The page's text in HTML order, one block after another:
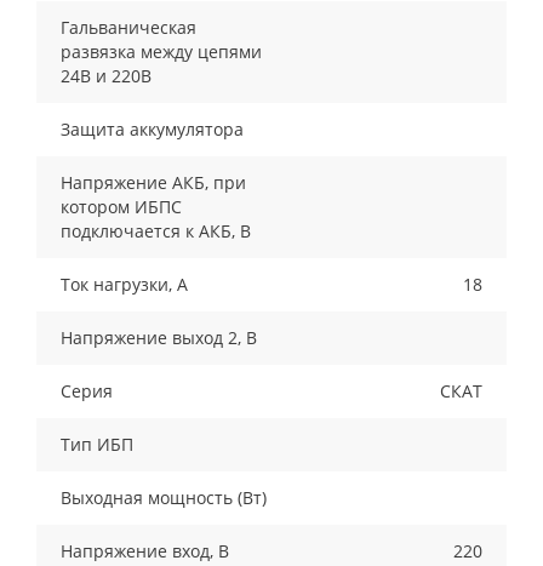
Гальваническая
развязка между цепями
24В и 220В
Защита аккумулятора
Напряжение АКБ, при
котором ИБПС
подключается к АКБ, В
Ток нагрузки, A 18
Напряжение выход 2, В
Серия СКАТ
Тип ИБП
Выходная мощность (Вт)
Напряжение вход, В 220